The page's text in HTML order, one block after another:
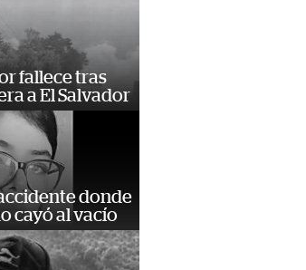
fallece tras
a El Salvador
donde
cayó al vacío